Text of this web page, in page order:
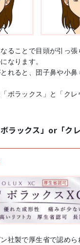
ることで目頭が引っ
なります。
れると、団子鼻や小鼻
ボラックス」と「ク
ラックス」or「ク
社製で厚生省で認め